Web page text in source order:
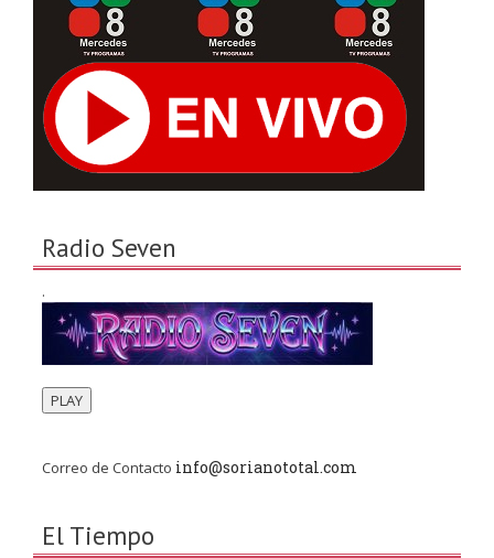
Radio Seven
.
PLAY
Correo de Contacto info@sorianototal.com
El Tiempo